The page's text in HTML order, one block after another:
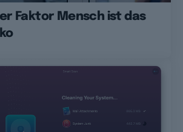
Faktor Mensch ist das